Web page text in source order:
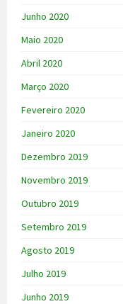
Junho 2020
Maio 2020
Abril 2020
Março 2020
Fevereiro 2020
Janeiro 2020
Dezembro 2019
Novembro 2019
Outubro 2019
Setembro 2019
Agosto 2019
Julho 2019
Junho 2019